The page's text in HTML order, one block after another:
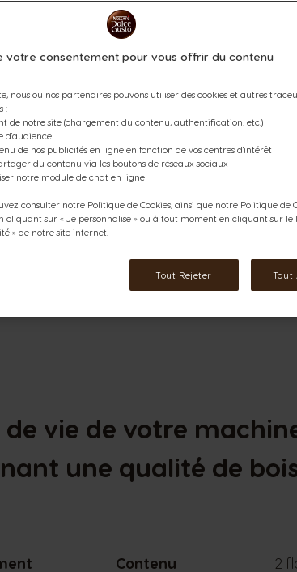
8,99 €
Diminuer
Quantité
vie de votre
une qualité de
Contenu 2
votre consentement pour vous offrir du contenu
nous ou nos partenaires pouvons utiliser des cookies et autres
:
de notre site (chargement du contenu, authentification, etc.)
d'audience
de nos publicités en ligne en fonction de vos centres d'intérêt
du contenu via les boutons de réseaux sociaux
notre module de chat en ligne
consulter notre Politique de Cookies, ainsi que notre Politique de
cliquant sur « Je personnalise » ou à tout moment en cliquant sur le
» de notre site internet.
Tout Rejeter Tout